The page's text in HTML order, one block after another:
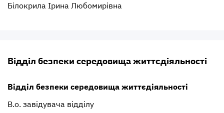
Білокрила Ірина Любомирівна
Відділ безпеки середовища життєдіяльності
Відділ безпеки середовища життєдіяльності
В.о. завідувача відділу